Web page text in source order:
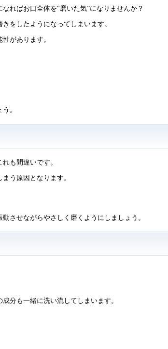
ればお口全体を“磨いた気”になりませんか？
をしたようになってしまいます。
があります。
。
も間違いです。
う原因となります。
させながらやさしく磨くようにしましょう。
分も一緒に洗い流してしまいます。